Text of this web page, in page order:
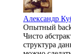
Александр
Опытный
Чисто
структура